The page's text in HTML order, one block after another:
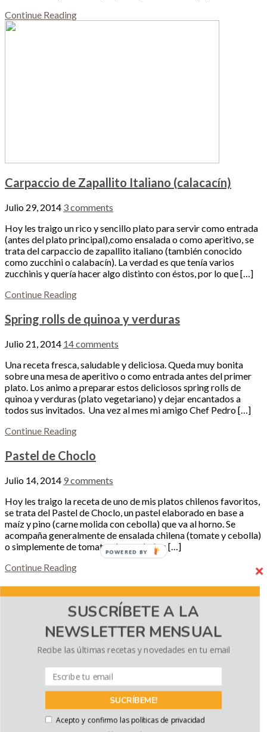
Continue Reading
Carpaccio de Zapallito Italiano (calacacín)
Julio 29, 2014 3 comments
Hoy les traigo un rico y sencillo plato para servir como entrada
(antes del plato principal),como ensalada o como aperitivo, se
trata del carpaccio de zapallito italiano (también conocido
como zucchini o calabacín). La verdad es que tenía varios
zucchinis y quería hacer algo distinto con éstos, por lo que […]
Continue Reading
Spring rolls de quinoa y verduras
Julio 21, 2014 14 comments
Una receta fresca, saludable y deliciosa. Queda muy bonita
sobre una mesa de aperitivo o como entrada antes del primer
plato. Los animo a preparar estos deliciosos spring rolls de
quinoa y verduras (plato vegetariano) y dejar encantados a
todos sus invitados. Una vez al mes mi amigo Chef Pedro […]
Continue Reading
Pastel de Choclo
Julio 14, 2014 9 comments
Hoy les traigo la receta de uno de mis platos chilenos favoritos,
se trata del Pastel de Choclo, un pastel elaborado en base a
maíz y pino (carne molida con cebolla) que va al horno. Se
acompaña generalmente de ensalada chilena (tomate y cebolla)
o simplemente de tomates. La verdad es […]
Continue Reading
8 comments
Nada mejor que una rica sopa para pasar estos fríos días de
invierno, y que mejor que con una sabrosa, fácil y contundente
preparación: 1 hora Ingredientes (4-5 personas): – 3 tomates
enteros (*) – 2 cucharadas de salsa […]
← Previous 1 28 30
Next →
Copyright © 2026 El Sabor de lo Bueno — Designed by
SUSCRÍBETE A LA
NEWSLETTER MENSUAL
Recibe las últimas recetas y novedades en tu email
SUCRÍBEME!
Acepto y confirmo las políticas de privacidad
POWERED BY